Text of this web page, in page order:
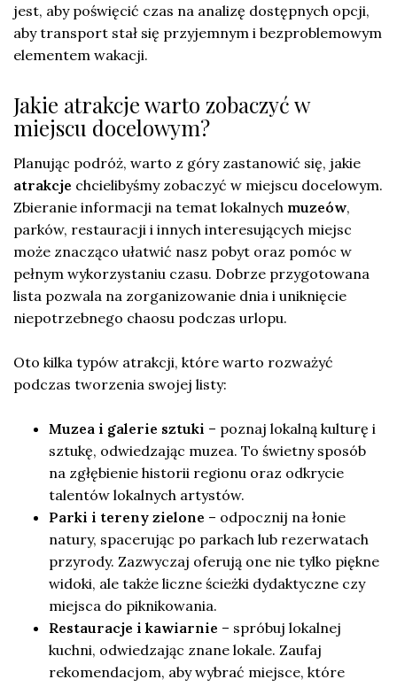
jest, aby poświęcić czas na analizę dostępnych opcji,
aby transport stał się przyjemnym i bezproblemowym
elementem wakacji.
Jakie atrakcje warto zobaczyć w
miejscu docelowym?
Planując podróż, warto z góry zastanowić się, jakie
atrakcje chcielibyśmy zobaczyć w miejscu docelowym.
Zbieranie informacji na temat lokalnych muzeów,
parków, restauracji i innych interesujących miejsc
może znacząco ułatwić nasz pobyt oraz pomóc w
pełnym wykorzystaniu czasu. Dobrze przygotowana
lista pozwala na zorganizowanie dnia i uniknięcie
niepotrzebnego chaosu podczas urlopu.
Oto kilka typów atrakcji, które warto rozważyć
podczas tworzenia swojej listy:
Muzea i galerie sztuki – poznaj lokalną kulturę i
sztukę, odwiedzając muzea. To świetny sposób
na zgłębienie historii regionu oraz odkrycie
talentów lokalnych artystów.
Parki i tereny zielone – odpocznij na łonie
natury, spacerując po parkach lub rezerwatach
przyrody. Zazwyczaj oferują one nie tylko piękne
widoki, ale także liczne ścieżki dydaktyczne czy
miejsca do piknikowania.
Restauracje i kawiarnie – spróbuj lokalnej
kuchni, odwiedzając znane lokale. Zaufaj
rekomendacjom, aby wybrać miejsce, które